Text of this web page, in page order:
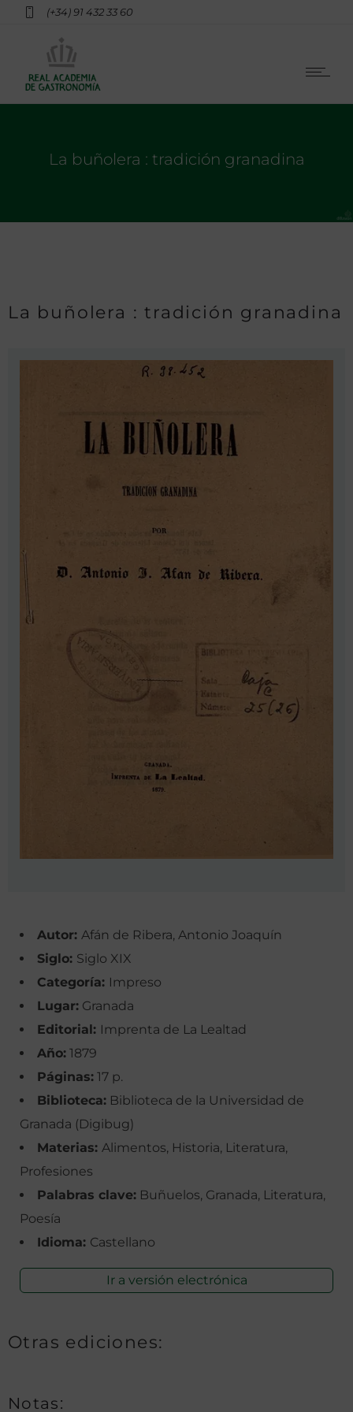
(+34) 91 432 33 60
La buñolera : tradición granadina
La buñolera : tradición granadina
Autor: Afán de Ribera, Antonio Joaquín
Siglo: Siglo XIX
Categoría: Impreso
Lugar: Granada
Editorial: Imprenta de La Lealtad
Año: 1879
Páginas: 17 p.
Biblioteca: Biblioteca de la Universidad de
Granada (Digibug)
Materias: Alimentos, Historia, Literatura,
Profesiones
Palabras clave: Buñuelos, Granada, Literatura,
Poesía
Idioma: Castellano
Ir a versión electrónica
Otras ediciones:
Notas: